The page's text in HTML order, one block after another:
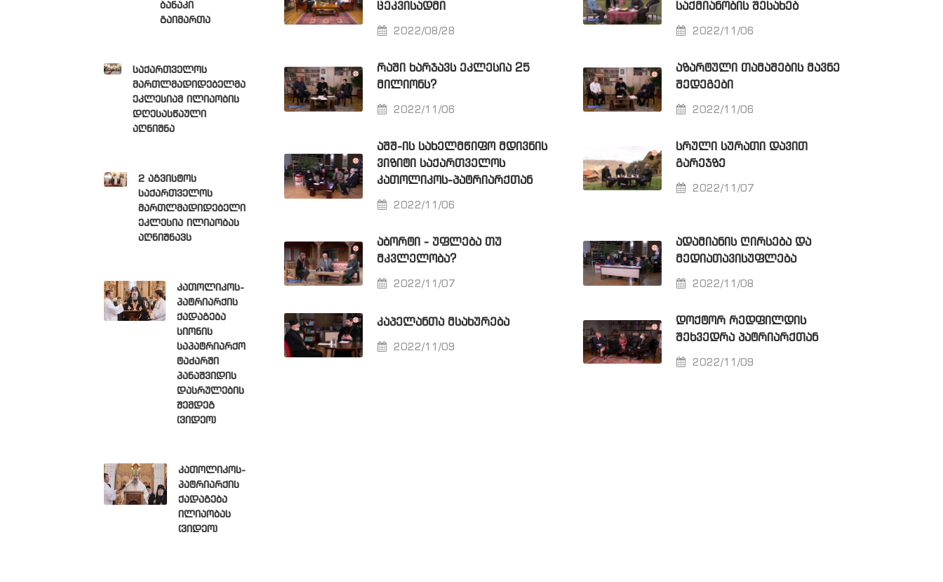
ᲪᲔᲙᲕᲘᲡᲐᲓᲛᲘ
2022/08/28
ᲡᲐᲥᲛᲘᲐᲜᲝᲑᲘᲡ ᲨᲔᲡᲐᲮᲔᲑ
2022/11/06
ᲠᲐᲨᲘ ᲮᲐᲠᲯᲐᲕᲡ ᲔᲙᲚᲔᲡᲘᲐ 25
ᲛᲘᲚᲘᲝᲜᲡ?
2022/11/06
ᲐᲖᲐᲠᲢᲣᲚᲘ ᲗᲐᲛᲐᲨᲔᲑᲘᲡ ᲛᲐᲕᲜᲔ
ᲨᲔᲓᲔᲒᲔᲑᲘ
2022/11/06
ᲐᲨᲨ-ᲘᲡ ᲡᲐᲮᲔᲚᲛᲬᲘᲤᲝ ᲛᲓᲘᲕᲜᲘᲡ
ᲕᲘᲖᲘᲢᲘ ᲡᲐᲥᲐᲠᲗᲕᲔᲚᲝᲡ
ᲙᲐᲗᲝᲚᲘᲙᲝᲡ-ᲞᲐᲢᲠᲘᲐᲠᲥᲗᲐᲜ
2022/11/06
ᲡᲠᲣᲚᲘ ᲡᲣᲠᲐᲗᲘ ᲓᲐᲕᲘᲗ
ᲒᲐᲠᲔᲯᲖᲔ
2022/11/07
ᲐᲑᲝᲠᲢᲘ - ᲣᲤᲚᲔᲑᲐ ᲗᲣ
ᲛᲙᲕᲚᲔᲚᲝᲑᲐ?
2022/11/07
ᲐᲓᲐᲛᲘᲐᲜᲘᲡ ᲦᲘᲠᲡᲔᲑᲐ ᲓᲐ
ᲛᲔᲓᲘᲐᲗᲐᲕᲘᲡᲣᲤᲚᲔᲑᲐ
2022/11/08
ᲙᲐᲞᲔᲚᲐᲜᲗᲐ ᲛᲡᲐᲮᲣᲠᲔᲑᲐ
2022/11/09
ᲓᲝᲥᲢᲝᲠ ᲠᲔᲓᲤᲘᲚᲓᲘᲡ
ᲨᲔᲮᲕᲔᲓᲠᲐ ᲞᲐᲢᲠᲘᲐᲠᲥᲗᲐᲜ
2022/11/09
ბანაკი
გაიმართა
საქართველოს
მართლმადიდებელმა
ეკლესიამ ილიაობის
დღესასწაული
აღნიშნა
2 აგვისტოს
საქართველოს
მართლმადიდებელი
ეკლესია ილიაობას
აღნიშნავს
კათოლიკოს-
პატრიარქის
ქადაგება
სიონის
საპატრიარქო
ტაძარში
პანაშვიდის
დასრულების
შემდეგ
(ვიდეო)
კათოლიკოს-
პატრიარქის
ქადაგება
ილიაობას
(ვიდეო)